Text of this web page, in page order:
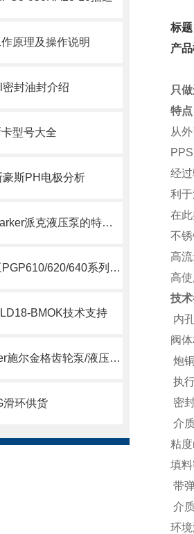
原理及操作说明
封油封介绍
型号大全
斯PH电极分析
美国进口品牌Parker派克液压泵的特点及用途
Parker派克油泵PGP610/620/640系列简要说明
BMOK技术支持
德国Scherzinger施尔金格齿轮泵/液压泵供应说明
滑环供货
标
产
只
特
从
经
利
在
不
高
高
技
内
阀
炮
执
密
介
粘
填
带
介
环